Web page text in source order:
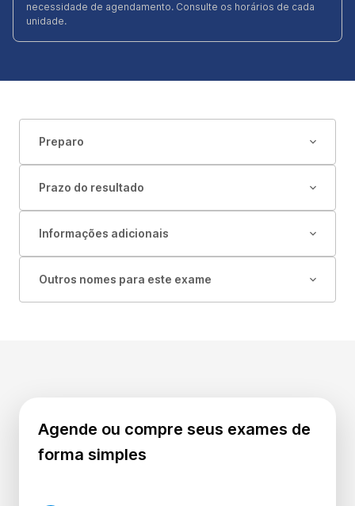
necessidade de agendamento. Consulte os horários de cada
unidade.
Preparo
Prazo do resultado
Informações adicionais
Outros nomes para este exame
Agende ou compre seus exames de
forma simples